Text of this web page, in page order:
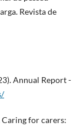
Revista de
Annual Report -
Caring for carers: